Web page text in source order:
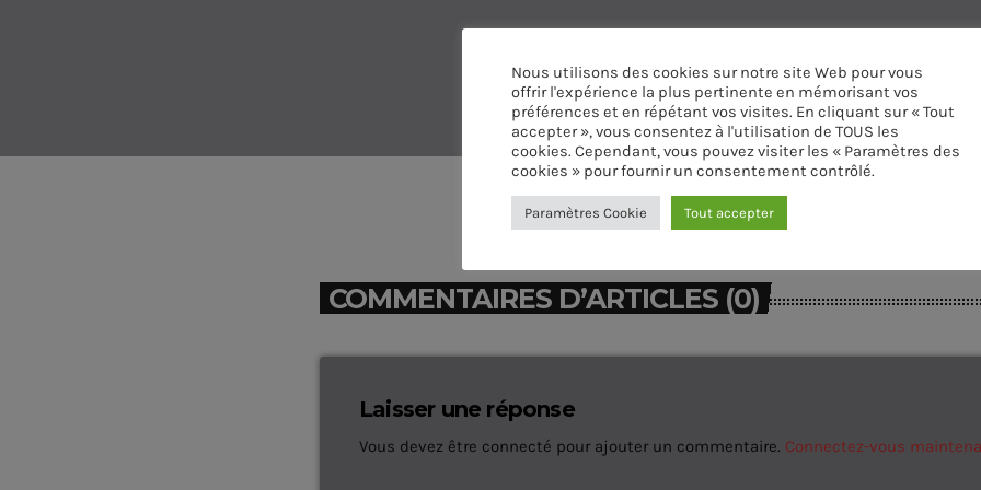
COMMENTAIRES D’ARTICLES (0)
Laisser une réponse
Vous devez être connecté pour ajouter un commentaire. Connectez-vous
Nous utilisons des cookies sur notre site Web pour vous
offrir l'expérience la plus pertinente en mémorisant vos
préférences et en répétant vos visites. En cliquant sur « Tout
accepter », vous consentez à l'utilisation de TOUS les
cookies. Cependant, vous pouvez visiter les « Paramètres des
cookies » pour fournir un consentement contrôlé.
Paramètres Cookie Tout accepter